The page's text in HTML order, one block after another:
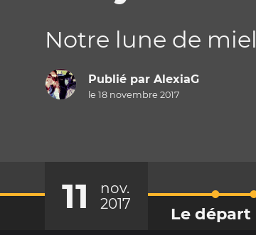
Notre lune de miel
Publié par AlexiaG
le 18 novembre 2017
11
nov.
2017
Le départ